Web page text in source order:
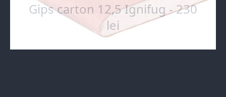
Gips carton 12,5 Ignifug - 230
lei